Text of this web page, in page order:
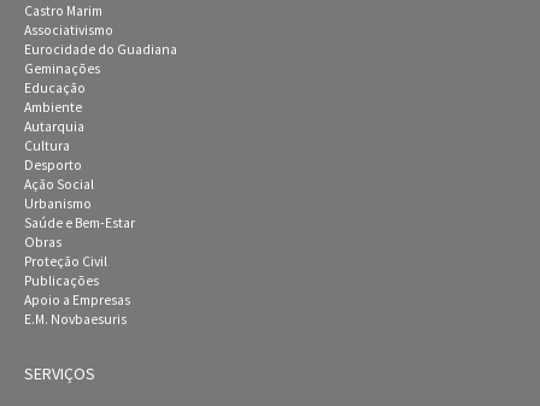
Castro Marim
Associativismo
Eurocidade do Guadiana
Geminações
Educação
Ambiente
Autarquia
Cultura
Desporto
Ação Social
Urbanismo
Saúde e Bem-Estar
Obras
Proteção Civil
Publicações
Apoio a Empresas
E.M. Novbaesuris
SERVIÇOS